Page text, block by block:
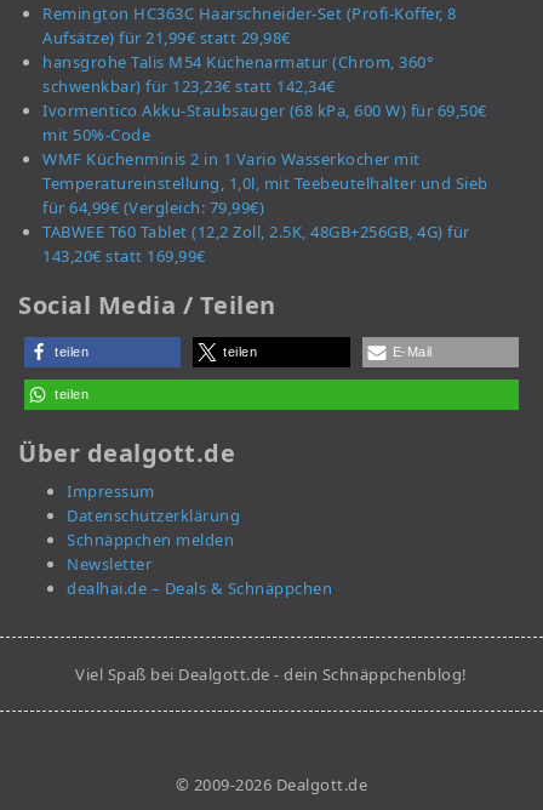
Remington HC363C Haarschneider-Set (Profi-Koffer, 8
Aufsätze) für 21,99€ statt 29,98€
hansgrohe Talis M54 Küchenarmatur (Chrom, 360°
schwenkbar) für 123,23€ statt 142,34€
Ivormentico Akku-Staubsauger (68 kPa, 600 W) für 69,50€
mit 50%-Code
WMF Küchenminis 2 in 1 Vario Wasserkocher mit
Temperatureinstellung, 1,0l, mit Teebeutelhalter und Sieb
für 64,99€ (Vergleich: 79,99€)
TABWEE T60 Tablet (12,2 Zoll, 2.5K, 48GB+256GB, 4G) für
143,20€ statt 169,99€
Social Media / Teilen
teilen teilen E-Mail
teilen
Über dealgott.de
Impressum
Datenschutzerklärung
Schnäppchen melden
Newsletter
dealhai.de – Deals & Schnäppchen
Viel Spaß bei Dealgott.de - dein Schnäppchenblog!
© 2009-2026 Dealgott.de